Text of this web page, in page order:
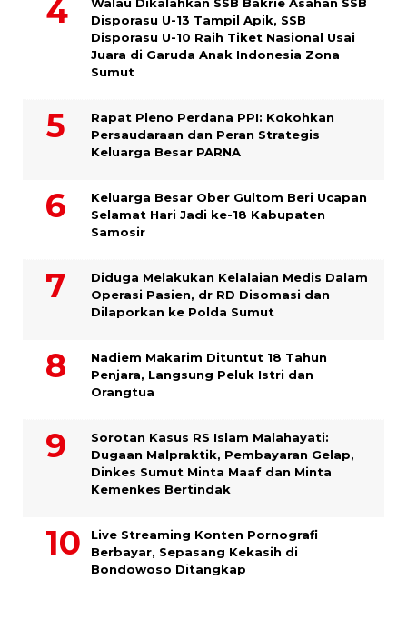
Walau Dikalahkan SSB Bakrie Asahan SSB
Disporasu U-13 Tampil Apik, SSB
Disporasu U-10 Raih Tiket Nasional Usai
Juara di Garuda Anak Indonesia Zona
Sumut
Rapat Pleno Perdana PPI: Kokohkan
Persaudaraan dan Peran Strategis
Keluarga Besar PARNA
Keluarga Besar Ober Gultom Beri Ucapan
Selamat Hari Jadi ke-18 Kabupaten
Samosir
Diduga Melakukan Kelalaian Medis Dalam
Operasi Pasien, dr RD Disomasi dan
Dilaporkan ke Polda Sumut
​Nadiem Makarim Dituntut 18 Tahun
Penjara, Langsung Peluk Istri dan
Orangtua
Sorotan Kasus RS Islam Malahayati:
Dugaan Malpraktik, Pembayaran Gelap,
Dinkes Sumut Minta Maaf dan Minta
Kemenkes Bertindak
Live Streaming Konten Pornografi
Berbayar, Sepasang Kekasih di
Bondowoso Ditangkap